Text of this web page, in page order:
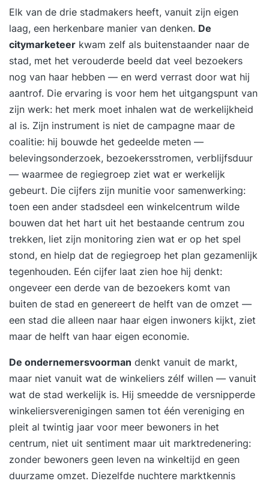
leren communiceren. Je wil meer inzicht krijgen in
je persoonlijke communicatiepatronen en
ontdekken hoe je helder en overtuigend kunt
communiceren zonder jezelf te forceren of juist
te veel terug te trekken. Tijdens de training stel jij
je open op en kies je om in de spiegel te kijken.
Door praktische technieken te combineren met
diepgaand zelfinzicht leer je hoe je op een
natuurlijke en krachtige manier contact maakt
met anderen. Dit zorgt niet alleen voor
effectievere communicatie, maar ook voor meer
rust, minder misverstanden en een sterkere
verbinding met je omgeving. Wat heb je aan
deze training? Je verbetert je communicatie- en
gespreksvaardigheden en persoonlijke
effectiviteit op een duurzame manier. Daar heb je
zelf veel aan, maar je organisatie en omgeving
profiteren mee. Hieronder vind je voorbeelden
van wat de training bij je teweegbrengt: - Je
krijgt grip op je communicatie en spreekt je
gemakkelijker uit, zelfs in lastige situaties. - Je
je grenzen aan te geven. - Je bespaart tijd en
energie door moeiteloos en doelgericht te
communiceren. - Je leert omgaan met
weerstand en spanning in gesprekken. - Je voelt
je zekerder in je professionele interacties en
maakt meer impact binnen je organisatie. Tijdens
trainingen van vanHarte&Lingsma ligt de focus
altijd op het hier en nu. Wat jij tijdens de training
Elk van de drie stadmakers heeft, vanuit zijn eigen
laag, een herkenbare manier van denken. De
citymarketeer kwam zelf als buitenstaander naar de
stad, met het verouderde beeld dat veel bezoekers
nog van haar hebben — en werd verrast door wat hij
aantrof. Die ervaring is voor hem het uitgangspunt van
zijn werk: het merk moet inhalen wat de werkelijkheid
al is. Zijn instrument is niet de campagne maar de
coalitie: hij bouwde het gedeelde meten —
belevingsonderzoek, bezoekersstromen, verblijfsduur
— waarmee de regiegroep ziet wat er werkelijk
gebeurt. Die cijfers zijn munitie voor samenwerking:
toen een ander stadsdeel een winkelcentrum wilde
bouwen dat het hart uit het bestaande centrum zou
trekken, liet zijn monitoring zien wat er op het spel
stond, en hielp dat de regiegroep het plan gezamenlijk
tegenhouden. Eén cijfer laat zien hoe hij denkt:
ongeveer een derde van de bezoekers komt van
buiten de stad en genereert de helft van de omzet —
een stad die alleen naar haar eigen inwoners kijkt, ziet
maar de helft van haar eigen economie.
De ondernemersvoorman denkt vanuit de markt,
maar niet vanuit wat de winkeliers zélf willen — vanuit
wat de stad werkelijk is. Hij smeedde de versnipperde
winkeliersverenigingen samen tot één vereniging en
pleit al twintig jaar voor meer bewoners in het
centrum, niet uit sentiment maar uit marktredenering:
zonder bewoners geen leven na winkeltijd en geen
duurzame omzet. Diezelfde nuchtere marktkennis